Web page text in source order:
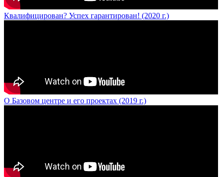
Квалифицирован? Успех гарантирован! (2020 г.)
О Базовом центре и его проектах (2019 г.)